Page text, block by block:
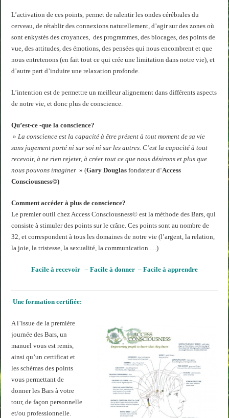
L’activation de ces points, permet de ralentir les ondes cérébrales du
cerveau, de rétablir des connexions naturellement, d’agir sur des zones où
sont enkystés des croyances, des programmes, des blocages, des points de
vue, des attitudes, des émotions, des pensées qui nous encombrent et que
nous entretenons (en fait tout ce qui crée une limitation dans notre vie), et
d’autre part d’induire une relaxation profonde.
L’intention est de permettre un meilleur alignement dans différents aspects
de notre vie, et donc plus de conscience.
Qu’est-ce -que la conscience?
»La conscience est la capacité à être présent à tout moment de sa vie
sans jugement porté ni sur soi ni sur les autres. C’est la capacité à tout
recevoir, à ne rien rejeter, à créer tout ce que nous désirons et plus que
nous pouvons imaginer » (Gary Douglasfondateur d‘Access
Consciousness©)
Comment accéder à plus de conscience?
Le premier outil chez Access Consciousness© est la méthode des Bars, qui
consiste à stimuler des points sur le crâne. Ces points sont au nombre de
32, et correspondent à tous les domaines de notre vie (l’argent, la relation,
la joie, la tristesse, la sexualité, la communication …)
Facile à recevoir– Facile à donner– Facile à apprendre
Une formation certifiée:
A l’issue de la première
journée des Bars, un
manuel vous est remis,
ainsi qu’un certificat et
les schémas des points
vous permettant de
donner les Bars à votre
tour, de façon personnelle
et/ou professionnelle.